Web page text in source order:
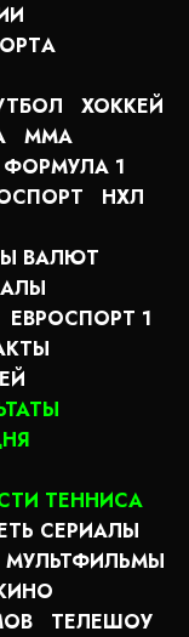
ХОККЕЙ
MMA
ФОРМУЛА 1
НХЛ
ВАЛЮТ
ЕВРОСПОРТ 1
ТЕННИСА
СЕРИАЛЫ
МУЛЬТФИЛЬМЫ
ТЕЛЕШОУ